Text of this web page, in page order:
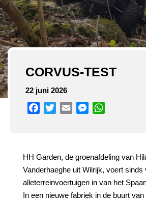
CORVUS-TEST
22 juni 2026
Facebook
TwitterEmail Messenger
HH Garden, de groenafdeling van
Vanderhaeghe uit Wilrijk, voert sinds
alleterreinvoertuigen in van het
In een nieuwe fabriek in de buurt